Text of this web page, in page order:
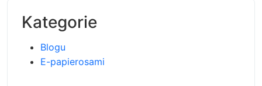
Kategorie
Blogu
E-papierosami